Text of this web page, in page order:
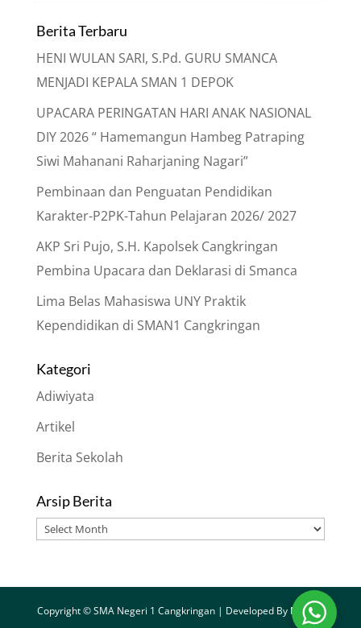
Berita Terbaru
HENI WULAN SARI, S.Pd. GURU SMANCA
MENJADI KEPALA SMAN 1 DEPOK
UPACARA PERINGATAN HARI ANAK NASIONAL
DIY 2026 “ Hamemangun Hambeg Patraping
Siwi Mahanani Raharjaning Nagari”
Pembinaan dan Penguatan Pendidikan
Karakter-P2PK-Tahun Pelajaran 2026/ 2027
AKP Sri Pujo, S.H. Kapolsek Cangkringan
Pembina Upacara dan Deklarasi di Smanca
Lima Belas Mahasiswa UNY Praktik
Kependidikan di SMAN1 Cangkringan
Kategori
Adiwiyata
Artikel
Berita Sekolah
Arsip Berita
Arsip
Copyright © SMA Negeri 1 Cangkringan | Developed By Merapi